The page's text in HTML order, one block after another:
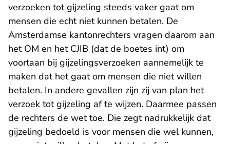
verzoeken tot gijzeling steeds vaker gaat om
mensen die echt niet kunnen betalen. De
Amsterdamse kantonrechters vragen daarom aan
het OM en het CJIB (dat de boetes int) om
voortaan bij gijzelingsverzoeken aannemelijk te
maken dat het gaat om mensen die niet willen
betalen. In andere gevallen zijn zij van plan het
verzoek tot gijzeling af te wijzen. Daarmee passen
de rechters de wet toe. Die zegt nadrukkelijk dat
gijzeling bedoeld is voor mensen die wel kunnen,